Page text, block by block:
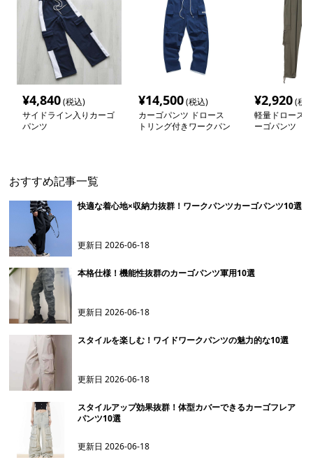
¥4,840(税込)
サイドライン入りカーゴ
パンツ
¥14,500(税込)
カーゴパンツ ドロース
トリング付きワークパン
¥2,920(税
軽量ドロース
ーゴパンツ
おすすめ記事一覧
快適な着心地×収納力抜群！ワークパンツカーゴパンツ10選
更新日2026-06-18
本格仕様！機能性抜群のカーゴパンツ軍用10選
更新日2026-06-18
スタイルを楽しむ！ワイドワークパンツの魅力的な10選
更新日2026-06-18
スタイルアップ効果抜群！体型カバーできるカーゴフレア
パンツ10選
更新日2026-06-18